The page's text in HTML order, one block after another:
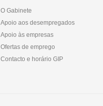
O Gabinete
Apoio aos desempregados
Apoio às empresas
Ofertas de emprego
Contacto e horário GIP